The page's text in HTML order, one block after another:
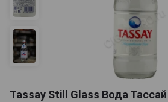
Tassay Still Glass Вода